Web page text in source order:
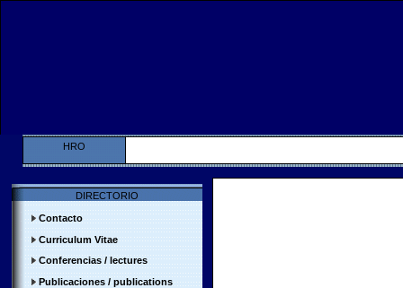
HRO
DIRECTORIO
Contacto
CurriculumVitae
Conferencias/ lectures
Publicaciones / publications